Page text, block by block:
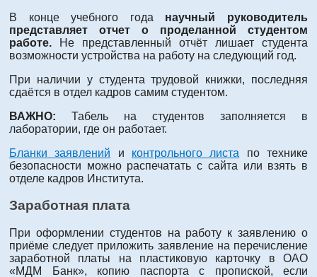
В конце учебного года научный руководитель
представляет отчет о проделанной студентом
работе. Не представленный отчёт лишает студента
возможности устройства на работу на следующий год.
При наличии у студента трудовой книжки, последняя
сдаётся в отдел кадров самим студентом.
ВАЖНО: Табель на студентов заполняется в
лаборатории, где он работает.
Бланки заявлений и контрольного листа по технике
безопасности можно распечатать с сайта или взять в
отделе кадров Института.
Заработная плата
При оформлении студентов на работу к заявлению о
приёме следует приложить заявление на перечисление
заработной платы на пластиковую карточку в ОАО
«МДМ Банк», копию паспорта с пропиской, если